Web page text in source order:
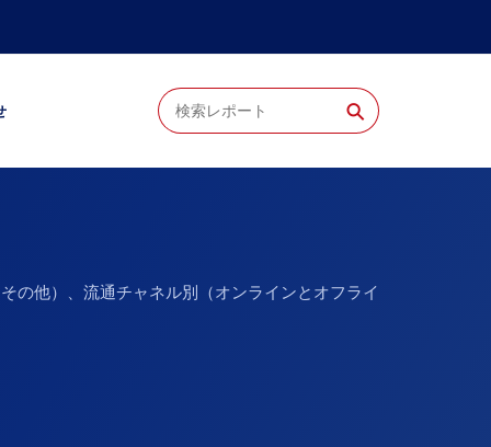
⚲
の他）、流通チャネル別（オンラインとオフライ